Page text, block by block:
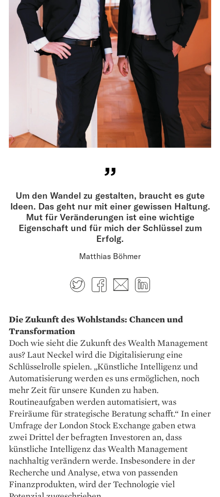
Um den Wandel zu gestalten, braucht es gute
Ideen. Das geht nur mit einer gewissen Haltung.
Mut für Veränderungen ist eine wichtige
Eigenschaft und für mich der Schlüssel zum
Erfolg.
Matthias Böhmer
TwitterFacebook
E-mail
Die Zukunft des Wohlstands: Chancen und
Transformation
Doch wie sieht die Zukunft des Wealth Management
aus? Laut Neckel wird die Digitalisierung eine
Schlüsselrolle spielen. „Künstliche Intelligenz und
Automatisierung werden es uns ermöglichen, noch
mehr Zeit für unsere Kunden zu haben.
Routineaufgaben werden automatisiert, was
Freiräume für strategische Beratung schafft.“ In einer
Umfrage der London Stock Exchange gaben etwa
zwei Drittel der befragten Investoren an, dass
künstliche Intelligenz das Wealth Management
nachhaltig verändern werde. Insbesondere in der
Recherche und Analyse, etwa von passenden
Finanzprodukten, wird der Technologie viel